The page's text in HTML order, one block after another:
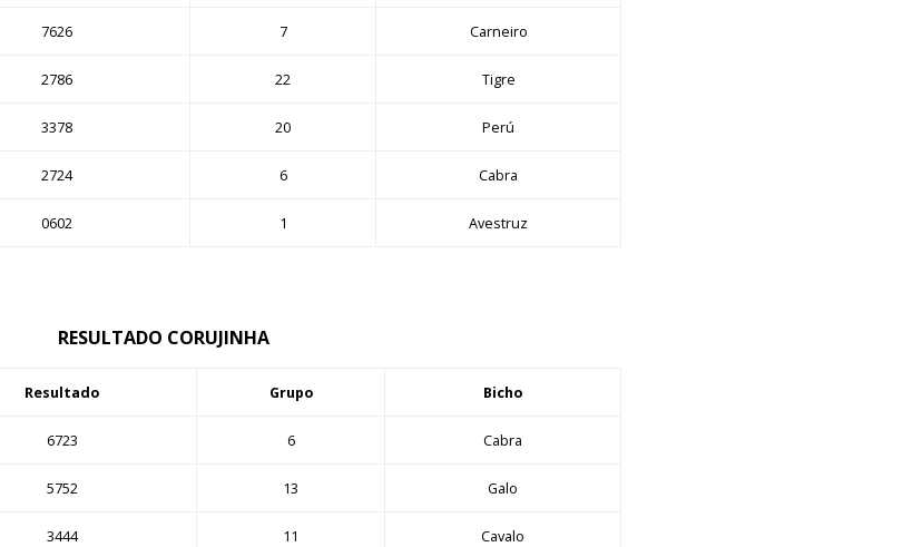
7626 7 Carneiro
2786 22 Tigre
3378 20 Perú
2724 6 Cabra
0602 1 Avestruz
RESULTADO CORUJINHA
Resultado Grupo Bicho
6723 6 Cabra
5752 13 Galo
3444 11 Cavalo